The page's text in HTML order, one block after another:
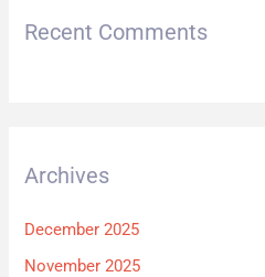
Recent Comments
Archives
December 2025
November 2025